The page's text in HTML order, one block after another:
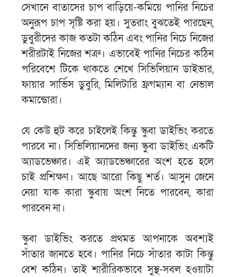
সেখানে বাতাসের চাপ বাড়িয়ে-কমিয়ে পানির নিচের
অনুরূপ চাপ সৃষ্টি করা হয়। সুতরাং বুঝতেই পারছেন,
ডুবুরীদের কাজ কতটা কঠিন এবং পানির নিচে নিজের
শরীরটাই নিজের শত্রু। এভাবেই পানির নিচের কঠিন
পরিবেশে টিকে থাকতে শেখে সিভিলিয়ান ডাইভার,
ফায়ার সার্ভিস ডুবুরি, মিলিটারি ফ্রগম্যান বা নেভাল
কমান্ডোরা।
যে কেউ হুট করে চাইলেই কিন্তু স্কুবা ডাইভিং করতে
পারবে না। সিভিলিয়ানদের জন্য স্কুবা ডাইভিং একটি
অ্যাডভেঞ্চার। এই অ্যাডভেঞ্চারের অংশ হতে হলে
চাই প্রশিক্ষণ। আছে আরো কিছু শর্ত। আসুন জেনে
নেয়া যাক কারা স্কুবায় অংশ নিতে পারবেন, কারা
পারবেন না।
স্কুবা ডাইভিং করতে প্রথমত আপনাকে অবশ্যই
সাঁতার জানতে হবে। পানির নিচে সাঁতার কাটা কিন্তু
বেশ কঠিন। তাই শারীরিকভাবে সুস্থ-সবল হওয়াটা